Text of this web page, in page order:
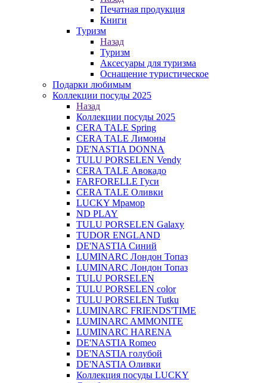
Печатная продукция
Книги
Туризм
Назад
Туризм
Аксесуары для туризма
Оснащение туристическое
Подарки любимым
Коллекции посуды 2025
Назад
Коллекции посуды 2025
CERA TALE Spring
CERA TALE Лимоны
DE'NASTIA DONNA
TULU PORSELEN Vendy
CERA TALE Авокадо
FARFORELLE Гуси
CERA TALE Оливки
LUCKY Мрамор
ND PLAY
TULU PORSELEN Galaxy
TUDOR ENGLAND
DE'NASTIA Синий
LUMINARC Лондон Топаз
LUMINARC Лондон Топаз
TULU PORSELEN
TULU PORSELEN color
TULU PORSELEN Tutku
LUMINARC FRIENDS'TIME
LUMINARC AMMONITE
LUMINARC HARENA
DE'NASTIA Romeo
DE'NASTIA голубой
DE'NASTIA Оливки
Коллекция посуды LUCKY